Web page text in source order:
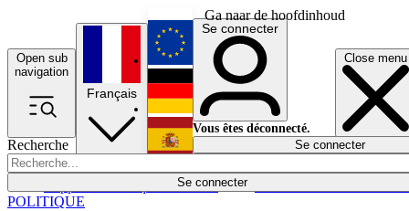
Ga naar de hoofdinhoud
Open sub
navigation
Close menu
Recherche
Se connecter
Économie
Français
English
Deutsch
Español
Se connecter
Vous êtes déconnecté.
Se connecter
POLITIQUE